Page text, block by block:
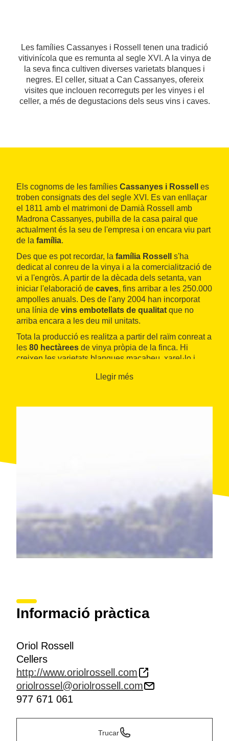
Les famílies Cassanyes i Rossell tenen una tradició
vitivinícola que es remunta al segle XVI. A la vinya de
la seva finca cultiven diverses varietats blanques i
negres. El celler, situat a Can Cassanyes, ofereix
visites que inclouen recorreguts per les vinyes i el
celler, a més de degustacions dels seus vins i caves.
Els cognoms de les famílies Cassanyes i Rossell
es
troben consignats des del segle XVI. Es van enllaçar
el 1811 amb el matrimoni de Damià Rossell amb
Madrona Cassanyes, pubilla de la casa pairal que
actualment és la seu de l'empresa i on encara viu part
de la família.
Des que es pot recordar, la família Rossell
s'ha
dedicat al conreu de la vinya i a la comercialització de
vi a l'engròs. A partir de la dècada dels setanta, van
iniciar l'elaboració de caves, fins arribar a les 250.000
ampolles anuals. Des de l'any 2004 han incorporat
una línia de vins embotellats de qualitat que no
arriba encara a les deu mil unitats.
Tota la producció es realitza a partir del raïm conreat a
les 80 hectàrees de vinya pròpia de la finca. Hi
creixen les varietats blanques macabeu, xarel·lo i
sirà. Només compren a altres viticultors el raïm de
Lacura pels detallsamb què realitzen la producció
, un mas a quatre vents que data, com a
mínim, del segle XVII. El celler ocupa un edifici annex
a la masia, d'estil modernista
Les visites a les instal·lacions inclouen una
vinificació, lescavesi les línies de desgorjament i
Llegir més
Informació pràctica
Oriol Rossell
Cellers
http://www.oriolrossell.com
oriolrossel@oriolrossell.com
977 671 061
Trucar